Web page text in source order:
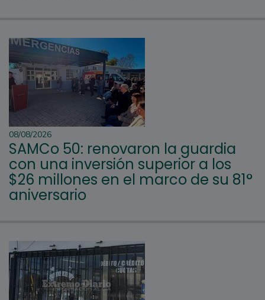
08/08/2026
SAMCo 50: renovaron la guardia
con una inversión superior a los
$26 millones en el marco de su 81°
aniversario